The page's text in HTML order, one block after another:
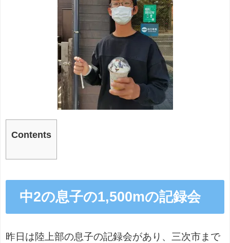
Contents
中2の息子の1,500mの記録会
昨日は陸上部の息子の記録会があり、三次市まで